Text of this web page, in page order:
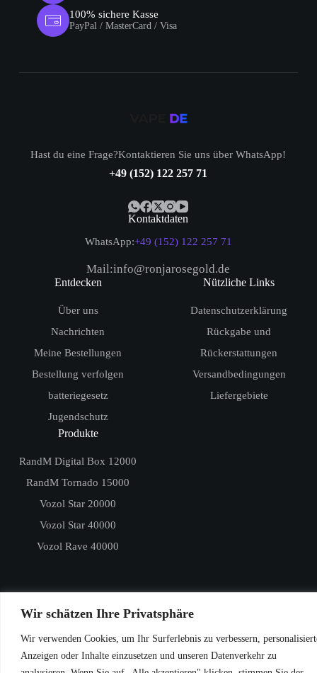
Wir schätzen Ihre Privatsphäre
Wir verwenden Cookies, um Ihr Surferlebnis zu verbessern,
Anzeigen oder Inhalte einzusetzen und unseren Datenverkehr zu
100% sichere Kasse
PayPal / MasterCard / Visa
Hast du eine Frage?Kontaktieren Sie uns über WhatsApp!
+49 (152) 122 257 71
Kontaktdaten
WhatsApp:+49 (152) 122 257 71
Mail:info@ronjarosegold.de
Entdecken
Über uns
Nachrichten
Meine Bestellungen
Bestellung verfolgen
batteriegesetz
Jugendschutz
Nützliche Links
Datenschutzerklärung
Rückgabe und
Rückerstattungen
Versandbedingungen
Liefergebiete
Produkte
RandM Digital Box 12000
RandM Tornado 15000
Vozol Star 20000
Vozol Star 40000
Vozol Rave 40000
© 2026VAPE DE. Alle Rechte vorbehalten.